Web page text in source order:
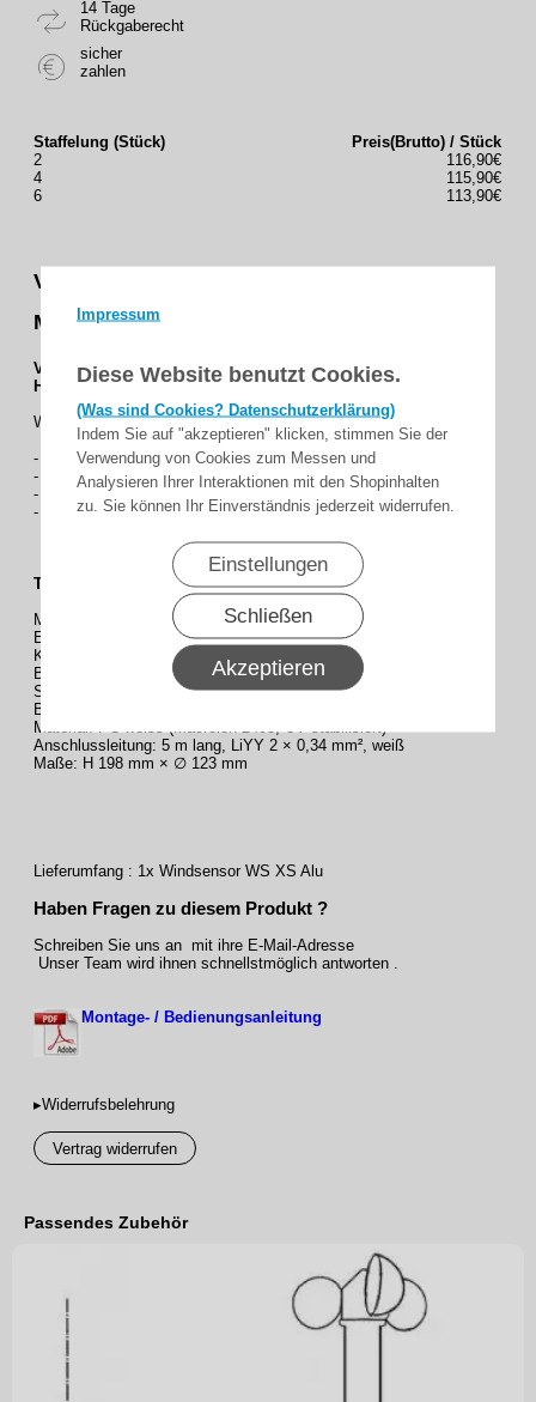
Impressum
Diese Website benutzt Cookies.
(Was sind Cookies? Datenschutzerklärung)
Indem Sie auf "akzeptieren" klicken, stimmen Sie der
Verwendung von Cookies zum Messen und
Analysieren Ihrer Interaktionen mit den Shopinhalten
zu. Sie können Ihr Einverständnis jederzeit widerrufen.
Einstellungen
Schließen
Akzeptieren
14 Tage
Rückgaberecht
sicher
zahlen
Staffelung (Stück)
Preis(Brutto) / Stück
2
116,90€
4
115,90€
6
113,90€
Vestamatic - Windsensor WS XS Alu zur
Messung der Windgeschwindigkeit
V-S2104
Hersteller-Nr : 01100410
Windsensor WS XS Alu
- zur Messung der Windgeschwindigkeit
- zur Montage auf Aluminiumbügel (V-S2152)
- mit 5 m Anschlusskabel
- Maße ( H x Ø ): 198 x 123 mm
Technische Daten:
Messbereich: 2 – 32 m/s
Elektr. Ausgang: 0 – 94 Hz bei 32 m/s
Kontaktart: 1 Reedschalter
Belastung: max. 36 m/s kurzzeitig
Schaltleistung: 5VA, max. 30 VDC, max. 0,25 A
Betriebstemperaturbereich: -20 °C bis +70 °C
Material: PC-weiss (Macrolon 2405, UV stabilisiert)
Anschlussleitung: 5 m lang, LiYY 2 × 0,34 mm², weiß
Maße: H 198 mm × ∅ 123 mm
Lieferumfang : 1x Windsensor WS XS Alu
Haben Fragen zu diesem Produkt ?
Schreiben Sie uns an mit ihre E-Mail-Adresse
Unser Team wird ihnen schnellstmöglich antworten .
Montage- / Bedienungsanleitung
▸Widerrufsbelehrung
Vertrag widerrufen
Passendes Zubehör